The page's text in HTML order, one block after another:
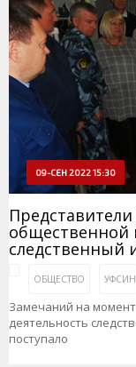
09-СЕН 2022 15:30
общественной
следственный
ОБЩЕСТВО УФСИН
Замечаний на
деятельность
поступало